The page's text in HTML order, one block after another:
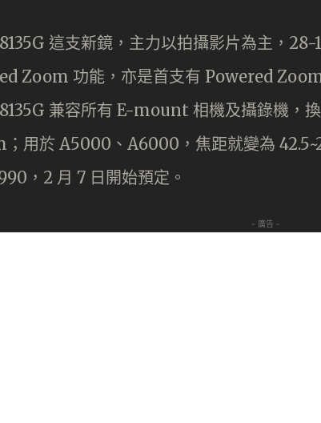
這支新鏡，主力以拍攝影片為主，
Zoom 功能，亦是首支有 Powered
兼容所有 E-mount 相機及攝錄機，
用於 A5000、A6000，焦距就變為
，2 月 7 日開始預定。
- 廣告 -